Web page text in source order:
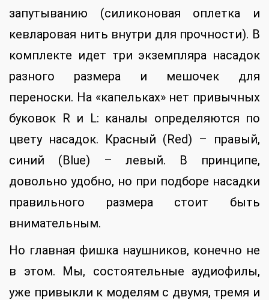
запутыванию (силиконовая оплетка и
кевларовая нить внутри для прочности). В
комплекте идет три экземпляра насадок
разного размера и мешочек для
переноски. На «капельках» нет привычных
буковок R и L: каналы определяются по
цвету насадок. Красный (Red) – правый,
синий (Blue) – левый. В принципе,
довольно удобно, но при подборе насадки
правильного размера стоит быть
внимательным.
Но главная фишка наушников, конечно не
в этом. Мы, состоятельные аудиофилы,
уже привыкли к моделям с двумя, тремя и